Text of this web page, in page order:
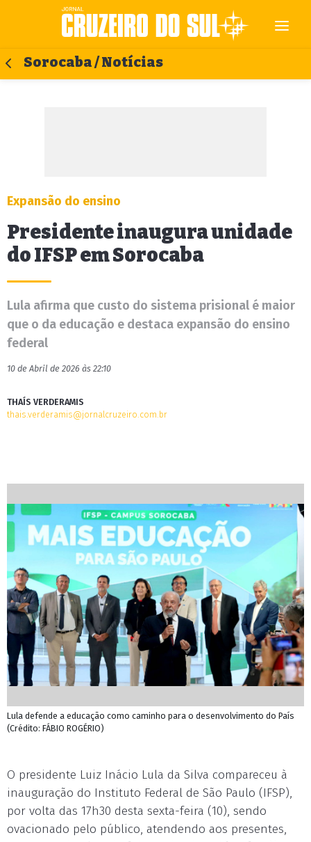
Sorocaba / Notícias
Expansão do ensino
Presidente inaugura unidade
do IFSP em Sorocaba
Lula afirma que custo do sistema prisional é maior
que o da educação e destaca expansão do ensino
federal
10 de Abril de 2026 às 22:10
THAÍS VERDERAMIS
thais.verderamis@jornalcruzeiro.com.br
Lula defende a educação como caminho para o desenvolvimento do País
(Crédito: FÁBIO ROGÉRIO)
O presidente Luiz Inácio Lula da Silva compareceu à
inauguração do Instituto Federal de São Paulo (IFSP),
por volta das 17h30 desta sexta-feira (10), sendo
ovacionado pelo público, atendendo aos presentes,